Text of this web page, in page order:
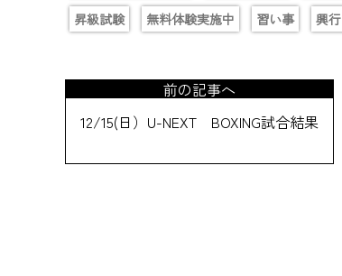
昇級試験
無料体験実施中 習い事 興行
前の記事へ
12/15(日）U-NEXT BOXING試合結果